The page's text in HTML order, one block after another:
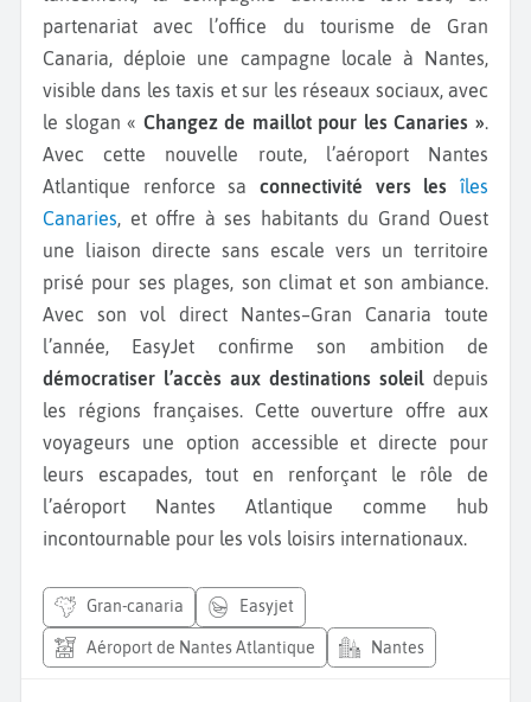
partenariat avec l’office du tourisme de Gran
Canaria, déploie une campagne locale à Nantes,
visible dans les taxis et sur les réseaux sociaux, avec
le slogan « Changez de maillot pour les Canaries »
Avec cette nouvelle route, l’aéroport Nantes
Atlantique renforce sa connectivité vers les îles
Canaries , et offre à ses habitants du Grand Ouest
une liaison directe sans escale vers un territoire
prisé pour ses plages, son climat et son ambiance.
Avec son vol direct Nantes–Gran Canaria toute
l’année, EasyJet confirme son ambition de
démocratiser l’accès aux destinations soleil depuis
les régions françaises. Cette ouverture offre aux
voyageurs une option accessible et directe pour
leurs escapades, tout en renforçant le rôle de
l’aéroport Nantes Atlantique comme hub
incontournable pour les vols loisirs internationaux.
gran-canaria easyjet
Aéroport de Nantes Atlantique Nantes